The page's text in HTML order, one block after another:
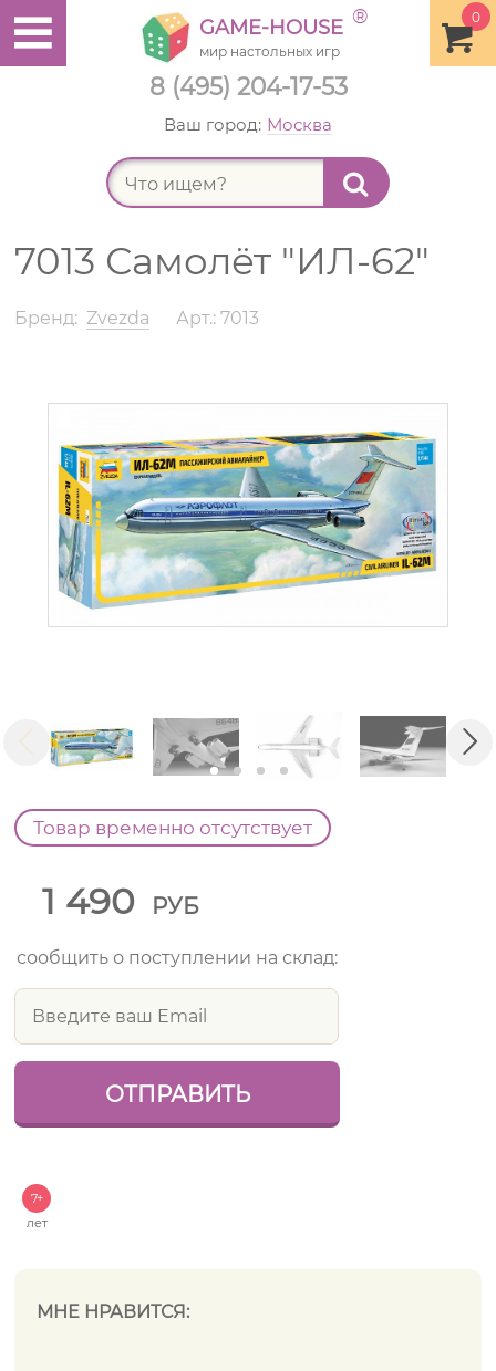
8 (495) 204-17-53
0
GAME-HOUSE ®
мир настольных игр
Ваш город: Москва
7013 Самолёт "ИЛ-62"
Бренд: Zvezda Арт.: 7013
Товар временно отсутствует
1 490 РУБ
сообщить о поступлении на склад:
7+
лет
МНЕ НРАВИТСЯ: